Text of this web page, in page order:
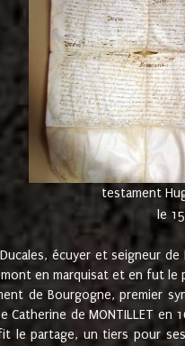
testament
le
Ducales, écuyer et
en marquisat et en fut
de Bourgogne, premier
Catherine de MONTILLET
le partage, un tiers pour